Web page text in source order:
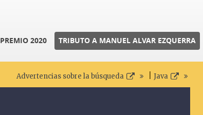
PREMIO 2020 TRIBUTO A MANUEL ALVAR EZQUERRA
Advertencias sobre la búsqueda Java